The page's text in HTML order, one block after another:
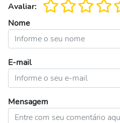
Avaliar:
Nome
E-mail
Mensagem